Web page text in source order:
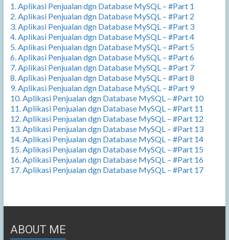
1. Aplikasi Penjualan dgn Database MySQL – #Part 1
2. Aplikasi Penjualan dgn Database MySQL – #Part 2
3. Aplikasi Penjualan dgn Database MySQL – #Part 3
4. Aplikasi Penjualan dgn Database MySQL – #Part 4
5. Aplikasi Penjualan dgn Database MySQL – #Part 5
6. Aplikasi Penjualan dgn Database MySQL – #Part 6
7. Aplikasi Penjualan dgn Database MySQL – #Part 7
8. Aplikasi Penjualan dgn Database MySQL – #Part 8
9. Aplikasi Penjualan dgn Database MySQL – #Part 9
10. Aplikasi Penjualan dgn Database MySQL – #Part 10
11. Aplikasi Penjualan dgn Database MySQL – #Part 11
12. Aplikasi Penjualan dgn Database MySQL – #Part 12
13. Aplikasi Penjualan dgn Database MySQL – #Part 13
14. Aplikasi Penjualan dgn Database MySQL – #Part 14
15. Aplikasi Penjualan dgn Database MySQL – #Part 15
16. Aplikasi Penjualan dgn Database MySQL – #Part 16
17. Aplikasi Penjualan dgn Database MySQL – #Part 17
ABOUT ME